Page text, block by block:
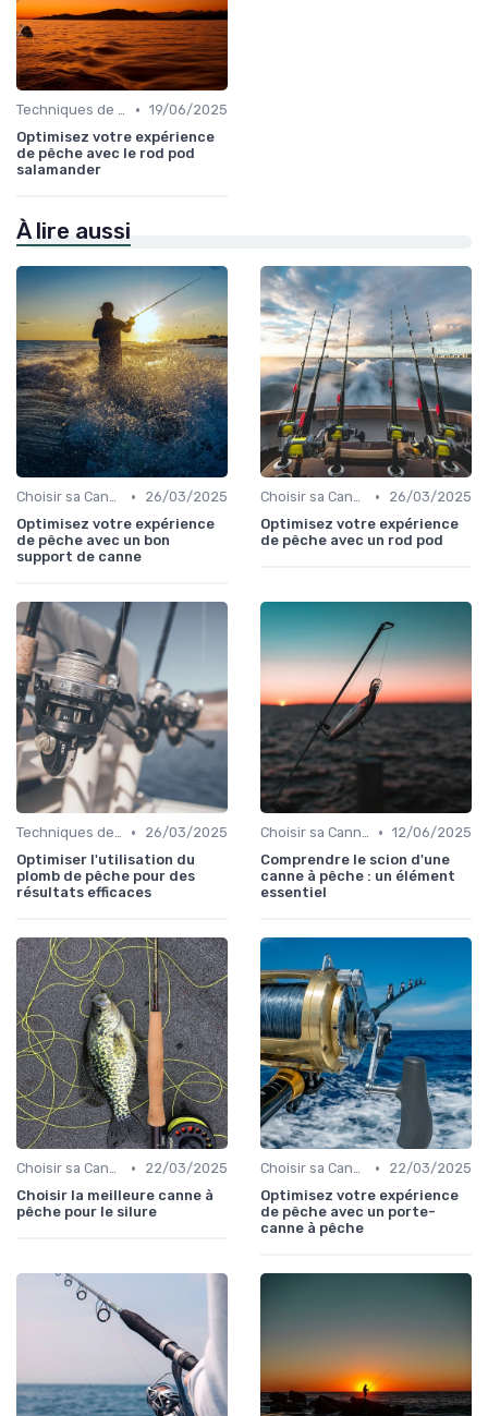
Techniques de Pêche • 19/06/2025
Optimisez votre expérience
de pêche avec le rod pod
salamander
À lire aussi
Choisir sa Canne et son Équipement •
26/03/2025
Optimisez votre expérience
de pêche avec un bon
support de canne
Choisir sa Canne et son Équipement •
26/03/2025
Optimisez votre expérience
de pêche avec un rod pod
Techniques de Pêche •
26/03/2025
Optimiser l'utilisation du
plomb de pêche pour des
résultats efficaces
Choisir sa Canne et son Équipement • 12/06/2025
Comprendre le scion d'une
canne à pêche : un élément
essentiel
Choisir sa Canne et son Équipement •
22/03/2025
Choisir la meilleure canne à
pêche pour le silure
Choisir sa Canne et son Équipement •
22/03/2025
Optimisez votre expérience
de pêche avec un porte-
canne à pêche